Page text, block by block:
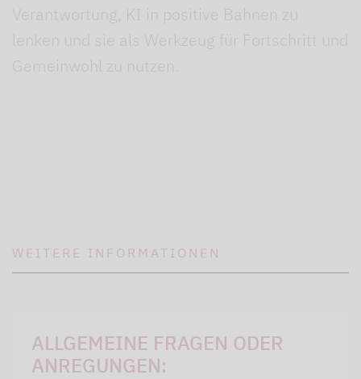
Verantwortung, KI in positive Bahnen zu
lenken und sie als Werkzeug für Fortschritt und
Gemeinwohl zu nutzen.
WEITERE INFORMATIONEN
ALLGEMEINE FRAGEN ODER
ANREGUNGEN: